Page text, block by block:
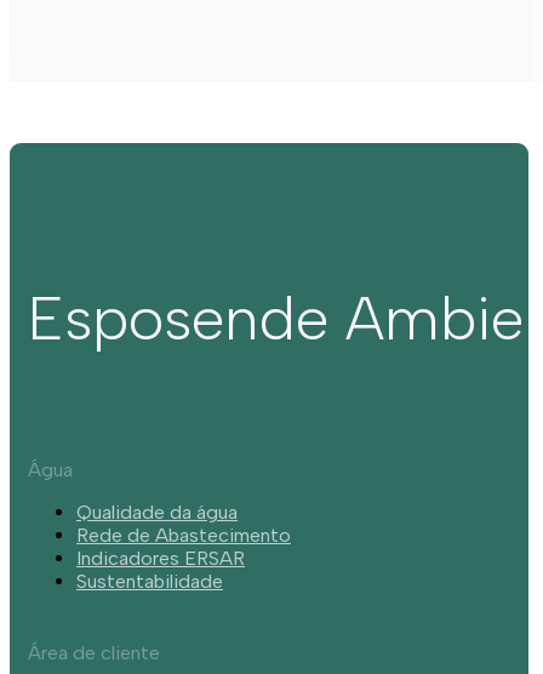
Esposende
Água
Qualidade da água
Rede de Abastecimento
Indicadores ERSAR
Sustentabilidade
Área de cliente